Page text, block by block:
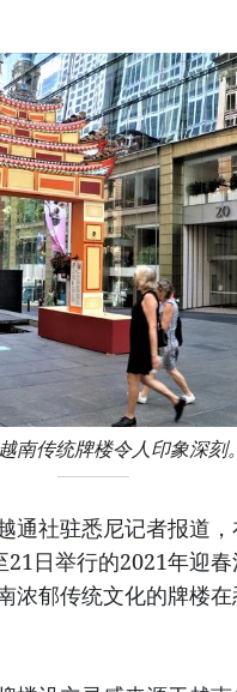
南传统牌楼令人印象深刻
社驻悉尼记者报道，
21日举行的2021年迎
浓郁传统文化的牌楼